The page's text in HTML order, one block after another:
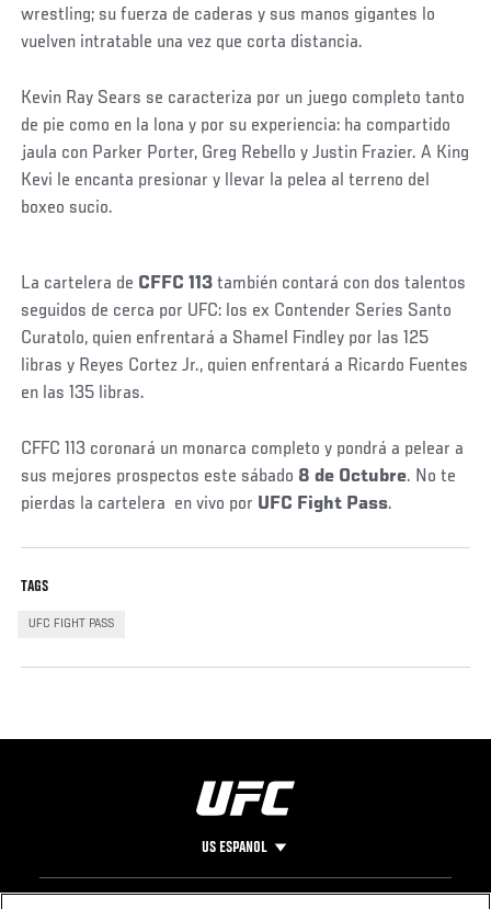
wrestling; su fuerza de caderas y sus manos gigantes lo
vuelven intratable una vez que corta distancia.
Kevin Ray Sears se caracteriza por un juego completo tanto
de pie como en la lona y por su experiencia: ha compartido
jaula con Parker Porter, Greg Rebello y Justin Frazier. A King
Kevi le encanta presionar y llevar la pelea al terreno del
boxeo sucio.
Social
Post
La cartelera de CFFC 113también contará con dos talentos
seguidos de cerca por UFC: los ex Contender Series Santo
Curatolo, quien enfrentará a Shamel Findley por las 125
libras y Reyes Cortez Jr., quien enfrentará a Ricardo Fuentes
en las 135 libras.
CFFC 113 coronará un monarca completo y pondrá a pelear a
sus mejores prospectos este sábado 8 de Octubre. No te
pierdas la cartelera en vivo por UFC Fight Pass.
TAGS
UFC FIGHT PASS
US ESPANOL